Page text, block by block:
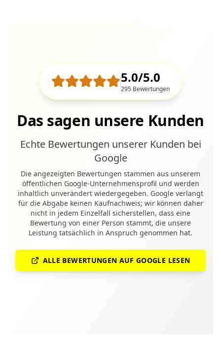
5.0/5.0
295 Bewertungen
Das sagen unsere Kunden
Echte Bewertungen unserer Kunden bei
Google
Die angezeigten Bewertungen stammen aus unserem
öffentlichen Google-Unternehmensprofil und werden
inhaltlich unverändert wiedergegeben. Google verlangt
für die Abgabe keinen Kaufnachweis; wir können daher
nicht in jedem Einzelfall sicherstellen, dass eine
Bewertung von einer Person stammt, die unsere
Leistung tatsächlich in Anspruch genommen hat.
ALLE BEWERTUNGEN AUF GOOGLE LESEN